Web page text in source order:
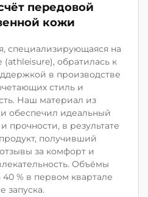
передовой
кожи
специализирующаяся на
(athleisure), обратилась к
в производстве
стиль и
Наш материал из
обеспечил идеальный
прочности, в результате
получивший
за комфорт и
Объёмы
% в первом квартале
запуска.